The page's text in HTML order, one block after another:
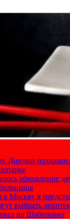
Диндин
обновление
в Москву в
выбрать
на Шаболовке